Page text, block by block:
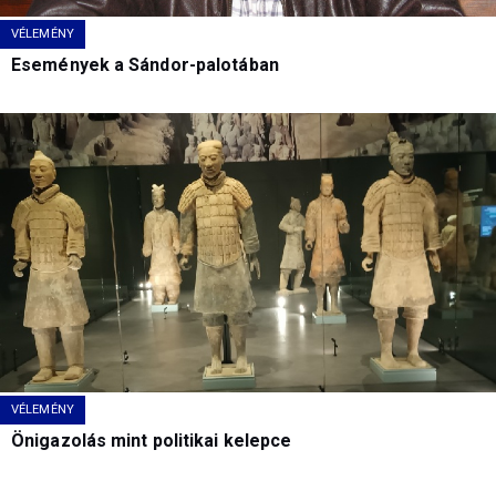
VÉLEMÉNY
Események a Sándor-palotában
VÉLEMÉNY
Önigazolás mint politikai kelepce